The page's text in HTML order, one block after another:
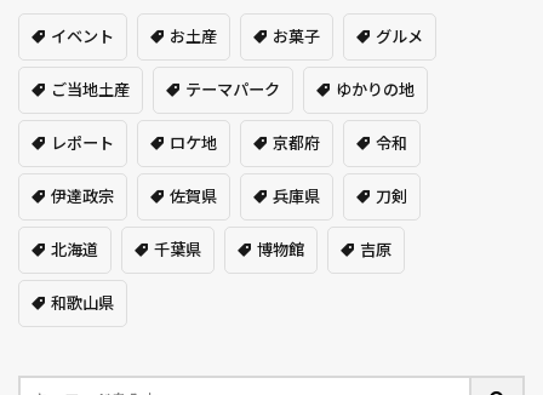
イベント お土産 お菓子 グルメ
ご当地土産 テーマパーク ゆかりの地
レポート ロケ地 京都府 令和
伊達政宗 佐賀県 兵庫県 刀剣
北海道 千葉県 博物館 吉原
和歌山県